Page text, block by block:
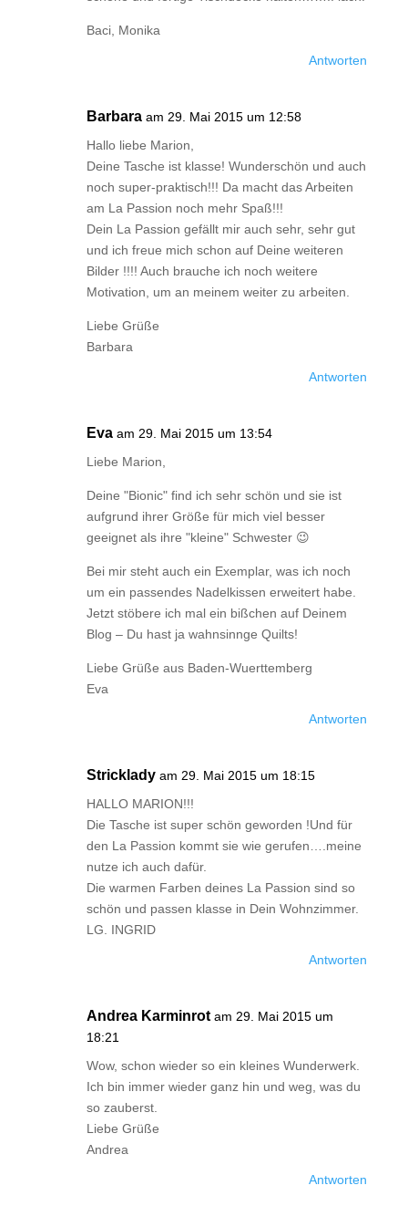
Baci, Monika
Antworten
Barbara am 29. Mai 2015 um 12:58
Hallo liebe Marion,
Deine Tasche ist klasse! Wunderschön und auch
noch super-praktisch!!! Da macht das Arbeiten
am La Passion noch mehr Spaß!!!
Dein La Passion gefällt mir auch sehr, sehr gut
und ich freue mich schon auf Deine weiteren
Bilder !!!! Auch brauche ich noch weitere
Motivation, um an meinem weiter zu arbeiten.
Liebe Grüße
Barbara
Antworten
Eva am 29. Mai 2015 um 13:54
Liebe Marion,
Deine "Bionic" find ich sehr schön und sie ist
aufgrund ihrer Größe für mich viel besser
geeignet als ihre "kleine" Schwester 😉
Bei mir steht auch ein Exemplar, was ich noch
um ein passendes Nadelkissen erweitert habe.
Jetzt stöbere ich mal ein bißchen auf Deinem
Blog – Du hast ja wahnsinnge Quilts!
Liebe Grüße aus Baden-Wuerttemberg
Eva
Antworten
Stricklady am 29. Mai 2015 um 18:15
HALLO MARION!!!
Die Tasche ist super schön geworden !Und für
den La Passion kommt sie wie gerufen….meine
nutze ich auch dafür.
Die warmen Farben deines La Passion sind so
schön und passen klasse in Dein Wohnzimmer.
LG. INGRID
Antworten
Andrea Karminrot am 29. Mai 2015 um
18:21
Wow, schon wieder so ein kleines Wunderwerk.
Ich bin immer wieder ganz hin und weg, was du
so zauberst.
Liebe Grüße
Andrea
Antworten